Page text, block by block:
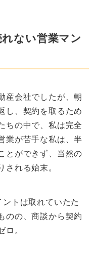
ない営業マン
産会社でしたが、朝
し、契約を取るため
ちの中で、私は完全
業が苦手な私は、半
とができず、当然の
される始末。
トは取れていたた
のの、商談から契約
。